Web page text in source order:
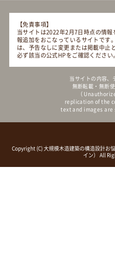
【免責事項】
当サイトは2022年2月7日時点の情
報追加をおこなっているサイトです
は、予告なしに変更または掲載中止
必ず該当の公式HPをご確認ください。
当サイトの内容、
無断転載・無断
（
replication of the
text and images are
Copyright (C)大規模木造建築の構造設計お
イン） All